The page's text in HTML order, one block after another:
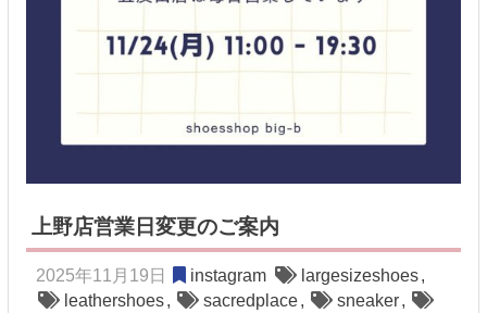
上野店営業日変更のご案内
2025年11月19日 instagram largesizeshoes,
leathershoes, sacredplace, sneaker,